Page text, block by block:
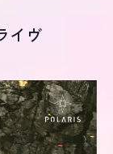
イヴ